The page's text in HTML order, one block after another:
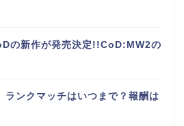
の新作が発売決定!!CoD:MW2の
ランクマッチはいつまで？報酬は